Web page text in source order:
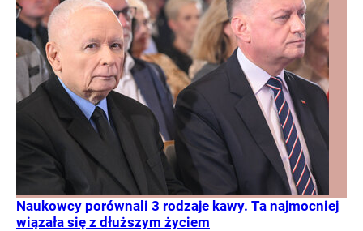
Naukowcy porównali 3 rodzaje kawy. Ta najmocniej
wiązała się z dłuższym życiem